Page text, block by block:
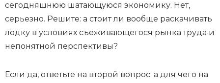
сегодняшнюю шатающуюся экономику. Нет,
серьезно. Решите: а стоит ли вообще раскачивать
лодку в условиях съеживающегося рынка труда и
непонятной перспективы?
Если да, ответьте на второй вопрос: а для чего на